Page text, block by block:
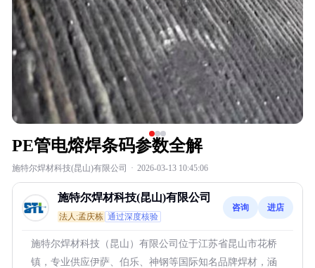
PE管电熔焊条码参数全解
施特尔焊材科技(昆山)有限公司 · 2026-03-13 10:45:06
施特尔焊材科技(昆山)有限公司
法人:孟庆栋 通过深度核验
咨询 进店
施特尔焊材科技（昆山）有限公司位于江苏省昆山市花桥
镇，专业供应伊萨、伯乐、神钢等国际知名品牌焊材，涵